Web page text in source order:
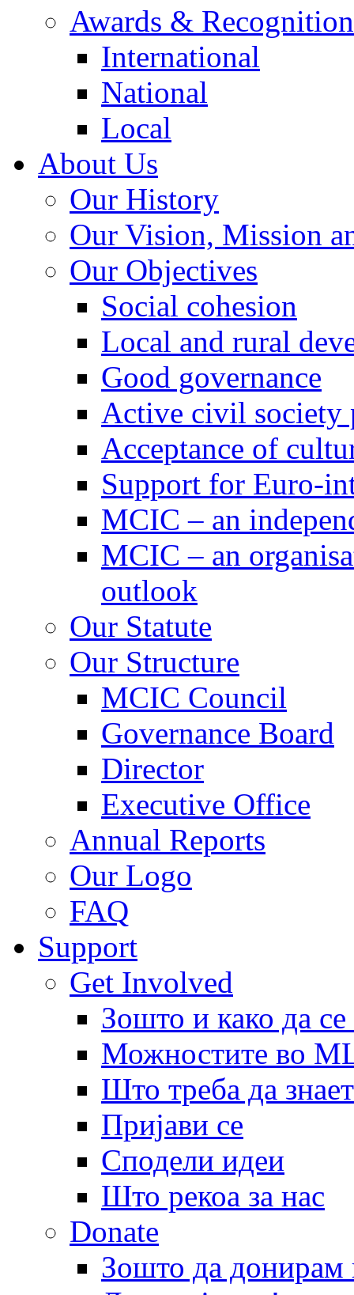
Awards &
International
National
Local
About Us
Our History
Our Vision, Mission
Our Objectives
Social cohesion
Local and rural
Good governance
Active civil society
Acceptance of
Support for Euro-
MCIC – an
MCIC – an
outlook
Our Statute
Our Structure
MCIC Council
Governance Board
Director
Executive Office
Annual Reports
Our Logo
FAQ
Support
Get Involved
Зошто и како да
Можностите во
Што треба да
Пријави се
Сподели идеи
Што рекоа за нас
Donate
Зошто да